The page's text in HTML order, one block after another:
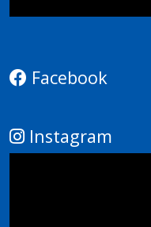
Facebook
Instagram